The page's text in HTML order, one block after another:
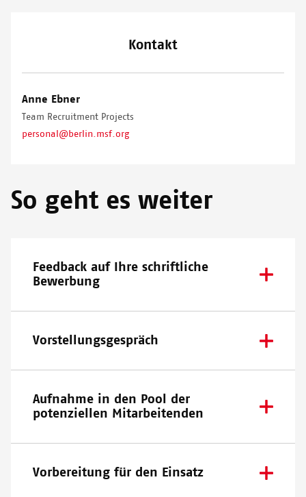
Kontakt
Anne Ebner
Team Recruitment Projects
personal@berlin.msf.org
So geht es weiter
Feedback auf Ihre schriftliche
Bewerbung
Vorstellungsgespräch
Aufnahme in den Pool der
potenziellen Mitarbeitenden
Vorbereitung für den Einsatz